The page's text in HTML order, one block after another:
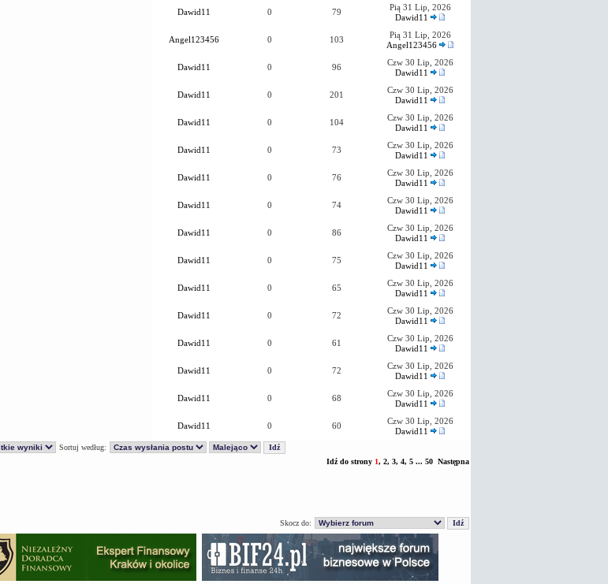
Dawid11 0 79
Pią 31 Lip, 2026
Dawid11
Angel123456 0 103
Pią 31 Lip, 2026
Angel123456
Dawid11 0 96
Czw 30 Lip, 2026
Dawid11
Dawid11 0 201
Czw 30 Lip, 2026
Dawid11
Dawid11 0 104
Czw 30 Lip, 2026
Dawid11
Dawid11 0 73
Czw 30 Lip, 2026
Dawid11
Dawid11 0 76
Czw 30 Lip, 2026
Dawid11
Dawid11 0 74
Czw 30 Lip, 2026
Dawid11
Dawid11 0 86
Czw 30 Lip, 2026
Dawid11
Dawid11 0 75
Czw 30 Lip, 2026
Dawid11
Dawid11 0 65
Czw 30 Lip, 2026
Dawid11
Dawid11 0 72
Czw 30 Lip, 2026
Dawid11
Dawid11 0 61
Czw 30 Lip, 2026
Dawid11
Dawid11 0 72
Czw 30 Lip, 2026
Dawid11
Dawid11 0 68
Czw 30 Lip, 2026
Dawid11
Dawid11 0 60
Czw 30 Lip, 2026
Dawid11
Sortuj według:
Idź do strony 1, 2, 3, 4, 5... 50 Następna
Skocz do: